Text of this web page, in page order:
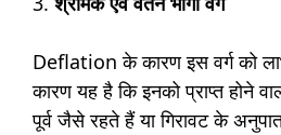
Deflation के कारण इस वर्ग को
कारण यह है कि इनको प्राप्त होने
पूर्व जैसे रहते हैं या गिरावट के